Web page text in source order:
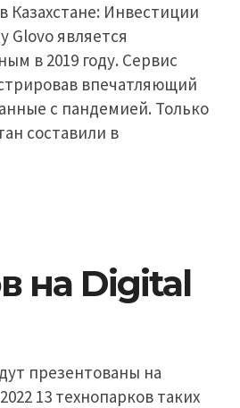
Казахстане: Инвестиции
Glovo является
в 2019 году. Сервис
впечатляющий
с пандемией. Только
составили в
на Digital
презентованы на
13 технопарков таких